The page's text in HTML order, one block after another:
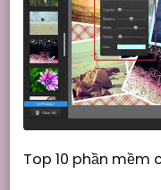
Top 10 phần mềm